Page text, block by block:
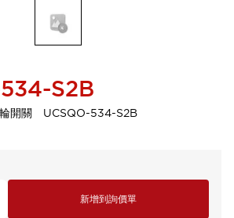
S2B
開關 UCSQO-534-S2B
新增到詢價單